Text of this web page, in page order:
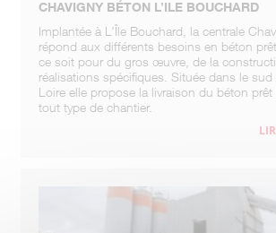
CHAVIGNY BÉTON L’ILE BOUCHARD
Implantée à L’Île Bouchard, la centrale
répond aux différents besoins en béton
ce soit pour du gros œuvre, de la
réalisations spécifiques. Située dans le sud
Loire elle propose la livraison du béton prêt
tout type de chantier.